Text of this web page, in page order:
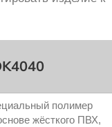
полимер
жёсткого ПВХ,